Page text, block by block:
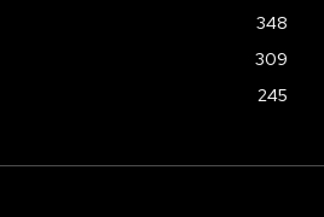
348
309
245